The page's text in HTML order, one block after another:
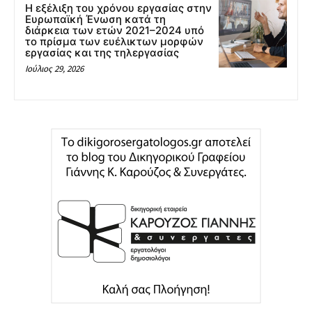
Η εξέλιξη του χρόνου εργασίας στην
Ευρωπαϊκή Ένωση κατά τη
διάρκεια των ετών 2021–2024 υπό
το πρίσμα των ευέλικτων μορφών
εργασίας και της τηλεργασίας
Ιούλιος 29, 2026